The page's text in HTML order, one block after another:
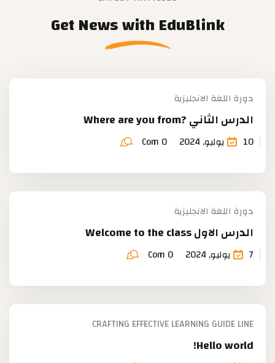
Get News with EduBlink
دورة اللغة الانجليزية
الدرس الثاني ?Where are you from
10 يوليو, 2024 Com 0
دورة اللغة الانجليزية
الدرس الاول Welcome to the class
7 يوليو, 2024 Com 0
CRAFTING EFFECTIVE LEARNING GUIDE LINE
Hello world!